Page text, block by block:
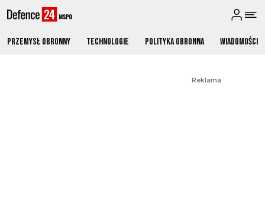
Przemysł obronny Technologie Polityka obronna Wiadomości
Reklama